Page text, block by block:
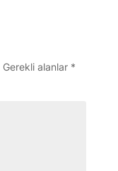
Gerekli alanlar *